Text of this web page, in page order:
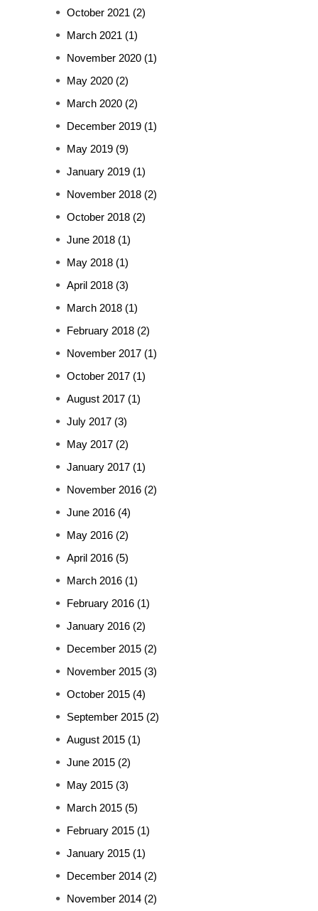
October 2021 (2)
March 2021 (1)
November 2020 (1)
May 2020 (2)
March 2020 (2)
December 2019 (1)
May 2019 (9)
January 2019 (1)
November 2018 (2)
October 2018 (2)
June 2018 (1)
May 2018 (1)
April 2018 (3)
March 2018 (1)
February 2018 (2)
November 2017 (1)
October 2017 (1)
August 2017 (1)
July 2017 (3)
May 2017 (2)
January 2017 (1)
November 2016 (2)
June 2016 (4)
May 2016 (2)
April 2016 (5)
March 2016 (1)
February 2016 (1)
January 2016 (2)
December 2015 (2)
November 2015 (3)
October 2015 (4)
September 2015 (2)
August 2015 (1)
June 2015 (2)
May 2015 (3)
March 2015 (5)
February 2015 (1)
January 2015 (1)
December 2014 (2)
November 2014 (2)